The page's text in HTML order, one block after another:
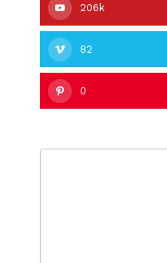
206k
82
0